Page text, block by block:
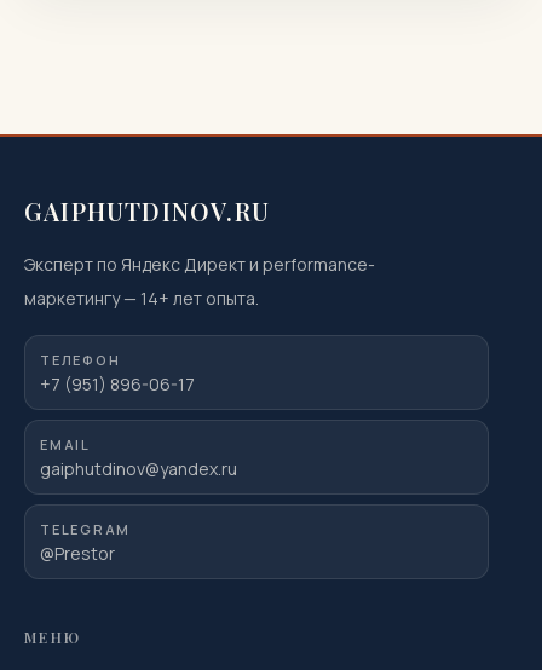
GAIPHUTDINOV.RU
Эксперт по Яндекс Директ и performance-
маркетингу— 14+ лет опыта.
ТЕЛЕФОН
+7 (951) 896-06-17
EMAIL
gaiphutdinov@yandex.ru
TELEGRAM
@Prestor
МЕНЮ